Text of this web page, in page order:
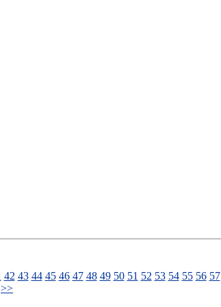
42 43 44 45 46 47 48 49 50 51 52 53 54 55 56 57
>>